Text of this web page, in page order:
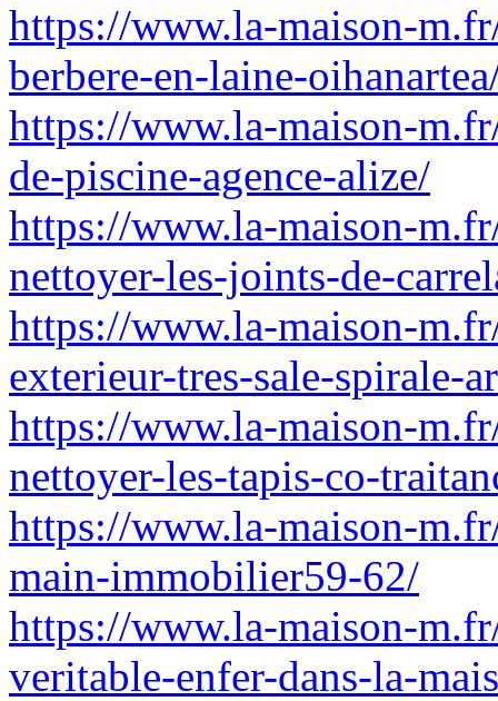
https://www.la-maison-
berbere-en-laine-
https://www.la-maison-
de-piscine-agence-alize/
https://www.la-maison-
nettoyer-les-joints-de-
https://www.la-maison-
exterieur-tres-sale-spirale-
https://www.la-maison-
nettoyer-les-tapis-co-
https://www.la-maison-
main-immobilier59-62/
https://www.la-maison-
veritable-enfer-dans-la-